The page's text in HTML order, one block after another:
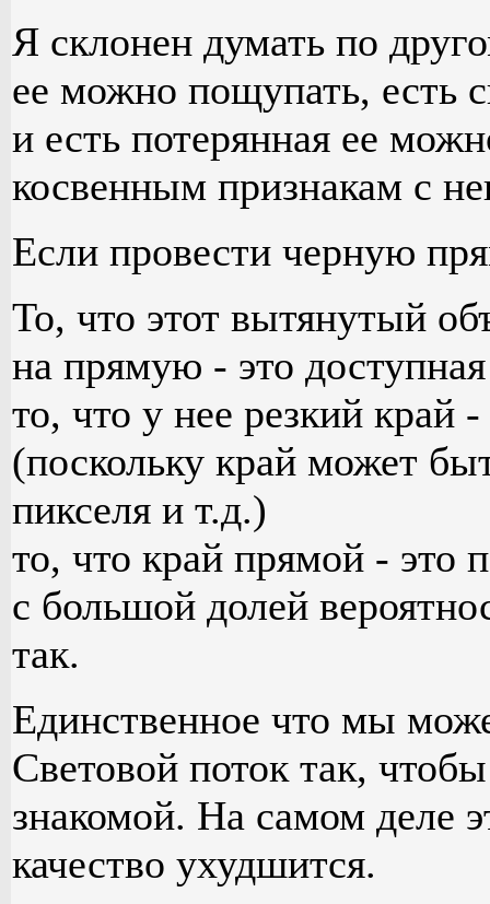
Я склонен думать по
ее можно пощупать, есть
и есть потерянная ее
косвенным признакам с
Если провести черную
То, что этот вытянутый
на прямую - это
то, что у нее резкий край
(поскольку край может
пикселя и т.д.)
то, что край прямой - это
с большой долей
так.
Единственное что мы
Световой поток так, чтобы
знакомой. На самом деле
качество ухудшится.